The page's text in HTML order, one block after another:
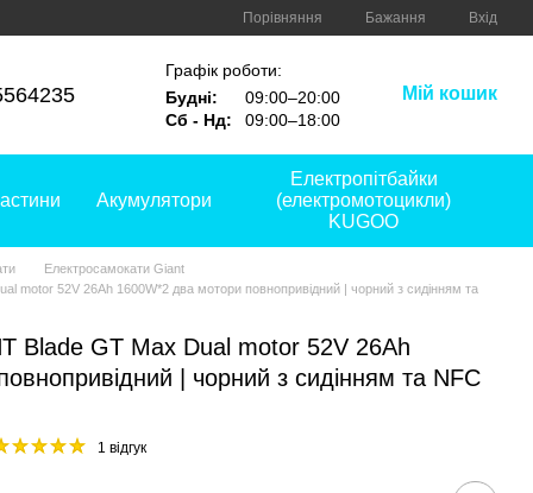
Порівняння Бажання Вхід
Графік роботи:
Будні:
09:00–20:00
Сб - Нд:
09:00–18:00
Мій кошик
Акумулятори
Електропітбайки
(електромотоцикли)
KUGOO
Електросамокати Giant
motor 52V 26Ah 1600W*2 два мотори повнопривідний | чорний з сидінням та
Blade GT Max Dual motor 52V 26Ah
| чорний з сидінням та NFC
1 відгук